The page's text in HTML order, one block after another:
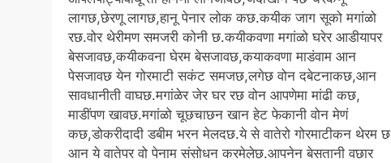
लागछ,छेरणू लागछ,हानू पेनार लोक कछ.कयीक जाग सूको मगांळो
रछ.वोर थेरीमण समजरी कोनी छ.कयीकवणा मगांळो घरेर आडीयापर
बेसजावछ,कयीकवना घेरम बेसजावछ,कयाकवणा माडंवाम आन
पेसजावछ येन गोरमाटी सकंट समजछ,लगेछ वोन दबेटनाकछ,आन
सावधानीती वाघछ.मगांळेर जेर घर रछ वोन आपणेमा मांढी कछ,
माडींपण खावछ.मगांळो चूछचाछन खान हेट फेकानी वोन मेणं
कछ,डोकरीदादी डबीम भरन मेलदछ.ये से वातेरो गोरमाटीकन थेरम छ
आन ये वातेपर वो पेनाम संसोधन करमेलेछ.आपनेन बेसतानी वछार